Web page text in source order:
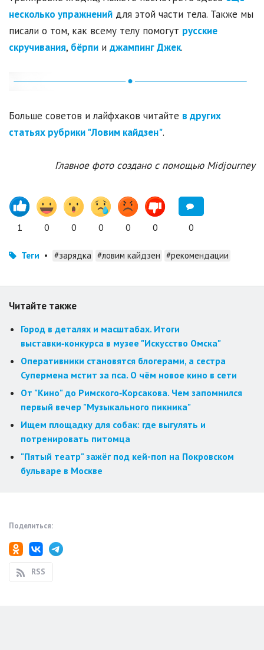
несколько упражнений для этой части тела. Также мы
писали о том, как всему телу помогут русские
скручивания, бёрпи и джампинг Джек.
Больше советов и лайфхаков читайте в других
статьях рубрики "Ловим кайдзен".
Главное фото создано с помощью Midjourney
1 0 0 0 0 0 0
Теги • #зарядка #ловим кайдзен #рекомендации
Читайте также
Город в деталях и масштабах. Итоги
выставки‑конкурса в музее "Искусство Омска"
Оперативники становятся блогерами, а сестра
Супермена мстит за пса. О чём новое кино в сети
От "Кино" до Римского‑Корсакова. Чем запомнился
первый вечер "Музыкального пикника"
Ищем площадку для собак: где выгулять и
потренировать питомца
"Пятый театр" зажёг под кей-поп на Покровском
бульваре в Москве
Поделиться:
RSS